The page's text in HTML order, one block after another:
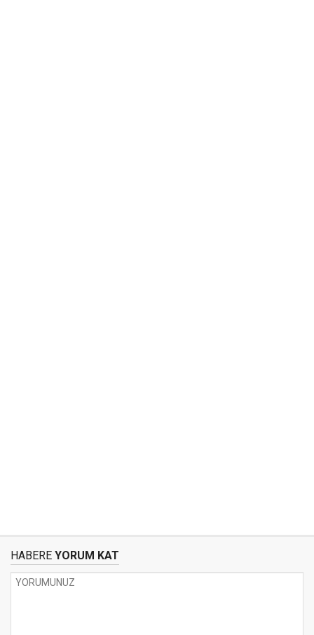
HABERE YORUM KAT